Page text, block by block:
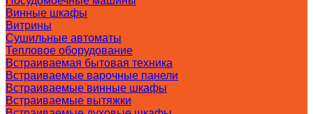
Винные шкафы
Витрины
Сушильные автоматы
Тепловое оборудование
Встраиваемая бытовая техника
Встраиваемые варочные панели
Встраиваемые винные шкафы
Встраиваемые вытяжки